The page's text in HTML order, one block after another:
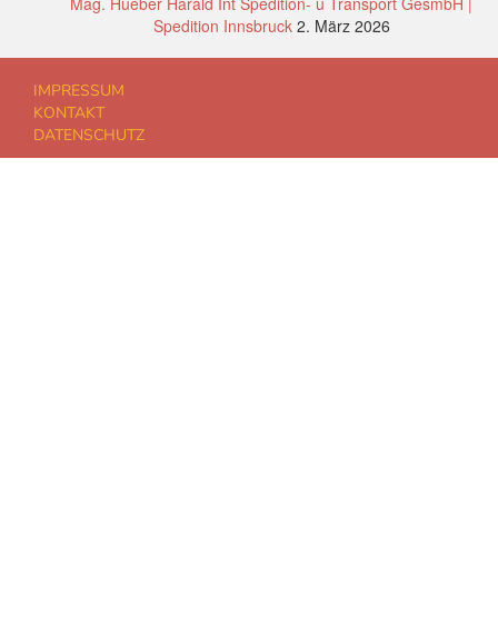
Spedition Innsbruck 2. März 2026
IMPRESSUM
KONTAKT
DATENSCHUTZ